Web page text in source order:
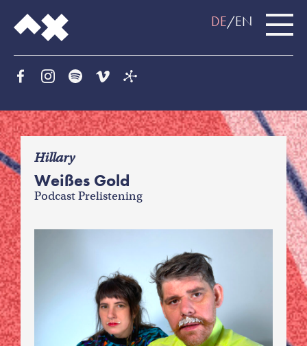
DE EN
f
Hillary
Weißes Gold
Podcast Prelistening